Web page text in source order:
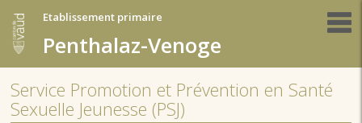
Etablissement primaire
Penthalaz-Venoge
Service Promotion et Prévention en Santé
Sexuelle Jeunesse (PSJ)